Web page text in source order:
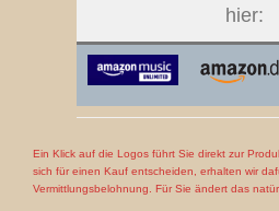
hier:
Ein Klick auf die Logos führt Sie direkt zur
sich für einen Kauf entscheiden, erhalten wir
Vermittlungsbelohnung. Für Sie ändert das